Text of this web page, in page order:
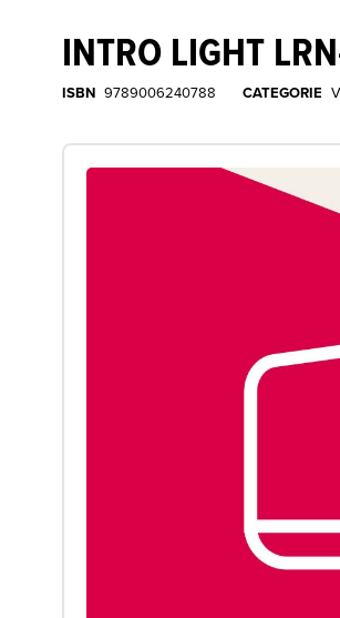
INTRO LIGHT
ISBN 9789006240788 CATEGORIE